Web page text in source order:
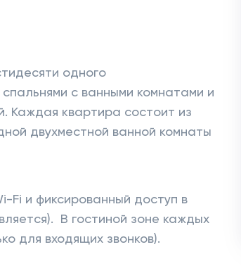
одного
с ванными комнатами и
Каждая квартира состоит из
двухместной ванной комнаты
Fi и фиксированный доступ в
В гостиной зоне каждых
для входящих звонков).